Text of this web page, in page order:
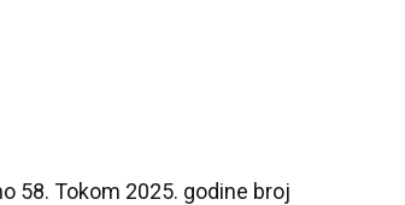
58. Tokom 2025. godine broj